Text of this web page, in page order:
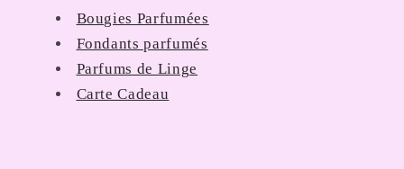
Bougies Parfumées
Fondants parfumés
Parfums de Linge
Carte Cadeau